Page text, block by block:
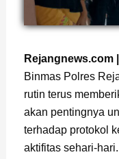
Rejangnews.com
Binmas Polres
rutin terus
akan pentingnya
terhadap protokol
aktifitas sehari-